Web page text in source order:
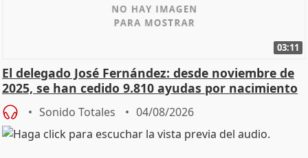
03:11
El delegado José Fernández: desde noviembre de
2025, se han cedido 9.810 ayudas por nacimiento
Sonido Totales 04/08/2026